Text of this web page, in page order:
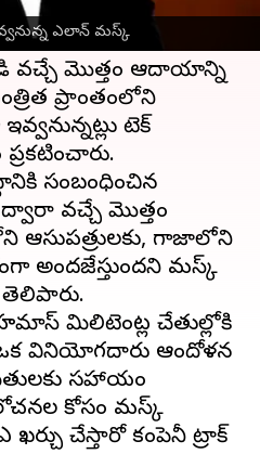
ఎలాన్ మస్క్
X Corp గాజాలో
వచ్చే మొత్తం ఆదాయాన్ని
ప్రాంతంలోని
టెక్
సంబంధించిన
ద్వారా వచ్చే మొత్తం
గాజాలోని
అందజేస్తుందని మస్క్
మిలిటెంట్ల చేతుల్లోకి
వినియోగదారు ఆందోళన
సహాయం
కోసం మస్క్
ఖర్చు చేస్తారో కంపెనీ ట్రాక్